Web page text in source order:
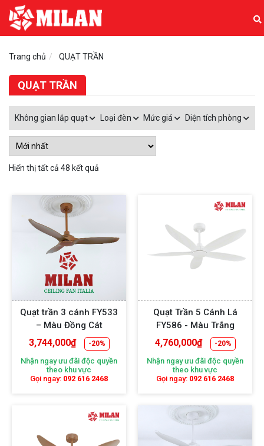
Trang chủ QUẠT TRẦN
QUẠT TRẦN
Không gian lắp quạt Loại đèn Mức giá Diện tích phòng
Hiển thị tất cả 48 kết quả
Quạt trần 3 cánh FY533
– Màu Đồng Cát
3,744,000₫ -20%
Nhận ngay ưu đãi độc quyền
theo khu vực
Gọi ngay: 092 616 2468
Quạt Trần 5 Cánh Lá
FY586 - Màu Trắng
4,760,000₫ -20%
Nhận ngay ưu đãi độc quyền
theo khu vực
Gọi ngay: 092 616 2468